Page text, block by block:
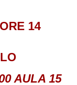
14
AULA 15